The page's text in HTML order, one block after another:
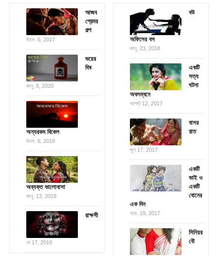
আজব
প্রেমর
গল্প
ডিসে. 6, 2017
ভয়ের
বিষ
জানু. 8, 2020
অন্যরকম বিকেল
ডিসে. 6, 2018
অব্যক্ত ভালোবাসা
জানু. 13, 2018
রাক্ষসী
মে 17, 2018
বউ
অফিসের বস
জানু. 23, 2018
একটি
সত্য
ঘটনা
অবলম্বনে
আগস্ট 12, 2017
বাসর
রাত
জুন 17, 2017
একটি
ভাই ও
একটি
বোনের
এক দিন
নভে. 19, 2017
সিনিয়র
বৌ